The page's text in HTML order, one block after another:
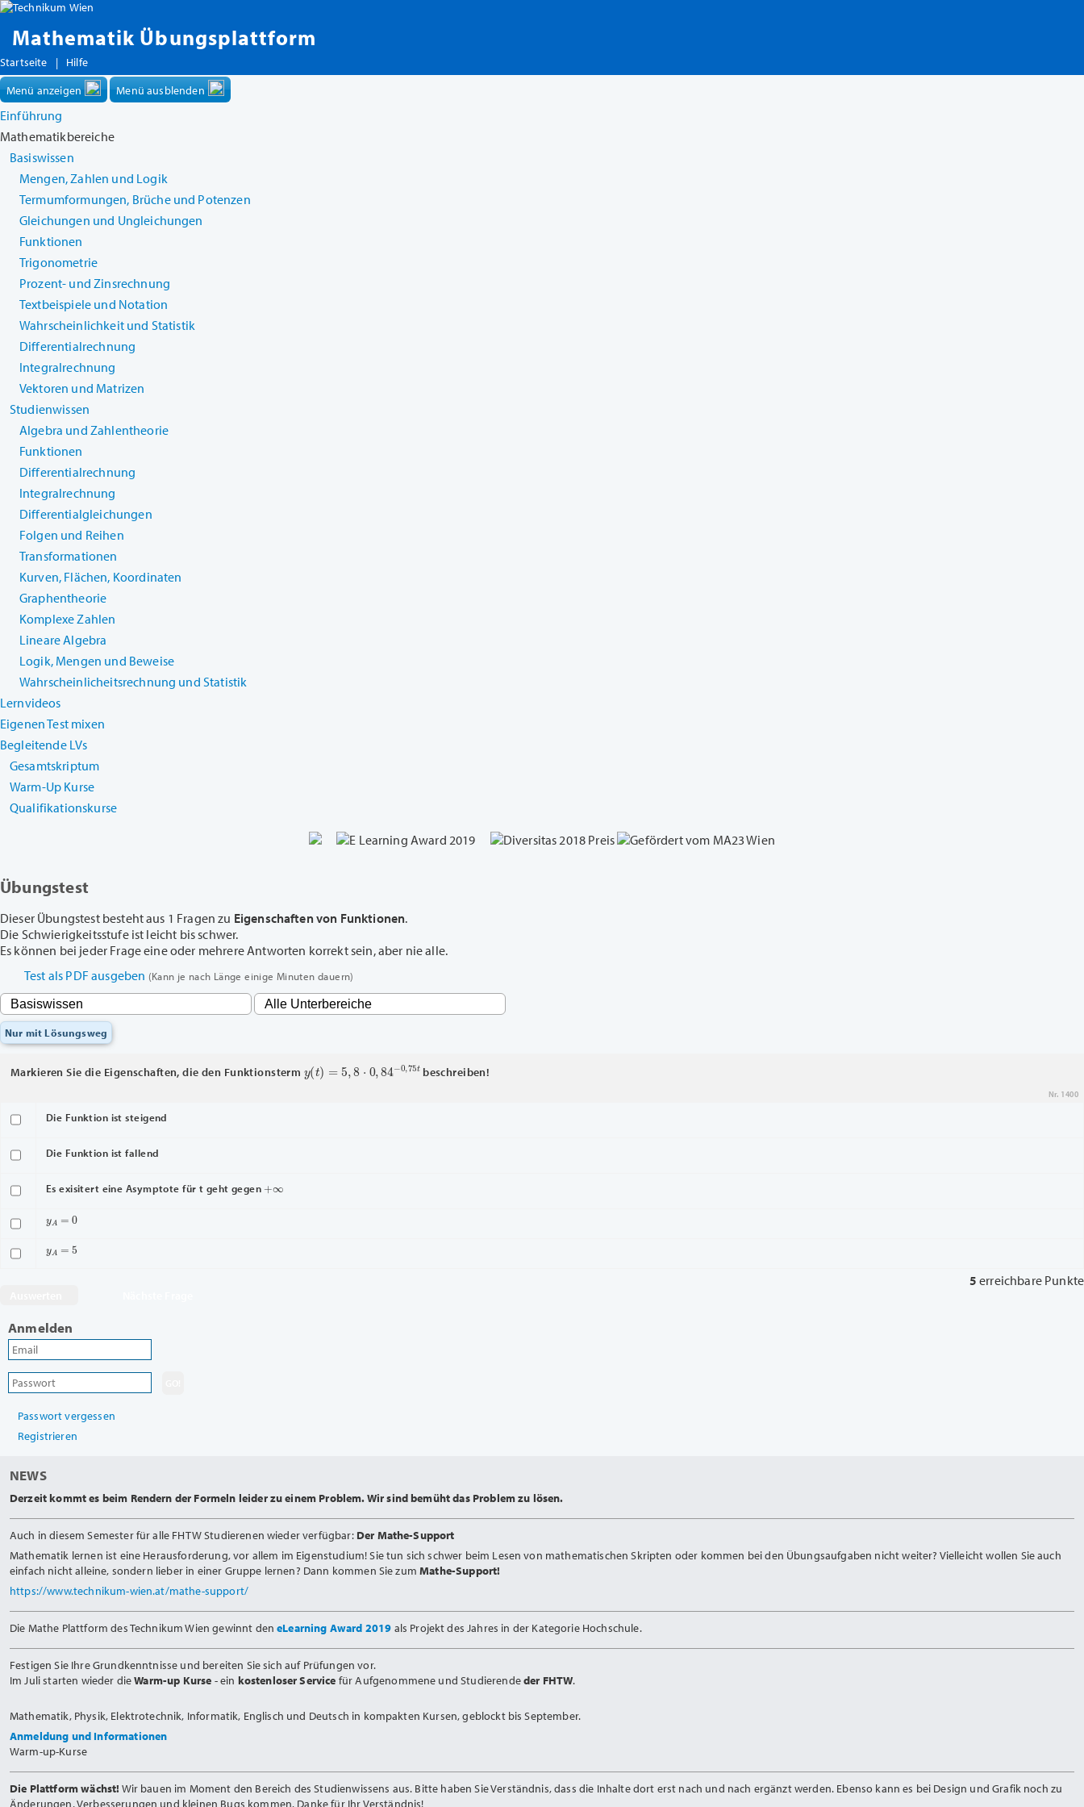
Mathematik Übungsplattform
Startseite | Hilfe
Menü anzeigen Menü ausblenden
Einführung
Mathematikbereiche
Basiswissen
Mengen, Zahlen und Logik
Termumformungen, Brüche und Potenzen
Gleichungen und Ungleichungen
Funktionen
Trigonometrie
Prozent- und Zinsrechnung
Textbeispiele und Notation
Wahrscheinlichkeit und Statistik
Differentialrechnung
Integralrechnung
Vektoren und Matrizen
Studienwissen
Algebra und Zahlentheorie
Funktionen
Differentialrechnung
Integralrechnung
Differentialgleichungen
Folgen und Reihen
Transformationen
Kurven, Flächen, Koordinaten
Graphentheorie
Komplexe Zahlen
Lineare Algebra
Logik, Mengen und Beweise
Wahrscheinlicheitsrechnung und Statistik
Lernvideos
Eigenen Test mixen
Begleitende LVs
Gesamtskriptum
Warm-Up Kurse
Qualifikationskurse
Übungstest
Dieser Übungstest besteht aus 1 Fragen zu Eigenschaften von Funktionen.
Die Schwierigkeitsstufe ist leicht bis schwer.
Es können bei jeder Frage eine oder mehrere Antworten korrekt sein, aber nie alle.
Test als PDF ausgeben (Kann je nach Länge einige Minuten dauern)
Nur mit Lösungsweg
Markieren Sie die Eigenschaften, die den Funktionsterm ( t) ,8 ⋅0 84− 0 ,75tbeschreiben!
Nr. 1400
Die Funktion ist steigend
Die Funktion ist fallend
Es exisitert eine Asymptote für t geht gegen
0
5
5 erreichbare Punkte
Anmelden
Passwort vergessen
Registrieren
NEWS
Derzeit kommt es beim Rendern der Formeln leider zu einem Problem. Wir sind bemüht das Problem zu lösen.
Auch in diesem Semester für alle FHTW Studierenen wieder verfügbar: Der Mathe-Support
Mathematik lernen ist eine Herausforderung, vor allem im Eigenstudium! Sie tun sich schwer beim Lesen von mathematischen Skripten oder kommen bei den Übungsaufgaben nicht weiter? Vielleicht wollen Sie auch
einfach nicht alleine, sondern lieber in einer Gruppe lernen? Dann kommen Sie zumMathe-Support!
https://www.technikum-wien.at/mathe-support/
Die Mathe Plattform des Technikum Wien gewinnt deneLearning Award 2019 als Projekt des Jahres in der Kategorie Hochschule.
Festigen Sie Ihre Grundkenntnisse und bereiten Sie sich auf Prüfungen vor.
Im Juli starten wieder dieWarm-up Kurse - ein kostenloser Service für Aufgenommene und Studierendeder FHTW.
Mathematik, Physik, Elektrotechnik, Informatik, Englisch und Deutsch in kompakten Kursen, geblockt bis September.
Anmeldung und Informationen
Warm-up-Kurse
Die Plattform wächst! Wir bauen im Moment den Bereich des Studienwissens aus. Bitte haben Sie Verständnis, dass die Inhalte dort erst nach und nach ergänzt werden. Ebenso kann es bei Design und Grafik noch zu
Änderungen, Verbesserungen und kleinen Bugs kommen. Danke für Ihr Verständnis!